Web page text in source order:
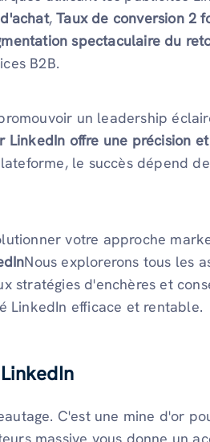
,Taux de conversion 2
spectaculaire du
B2B.
un leadership
LinkedIn offre une précision
le succès dépend
votre approche
Nous explorerons tous les
stratégies d'enchères et
LinkedIn efficace et rentable.
C'est une mine d'or
massive vous donne un